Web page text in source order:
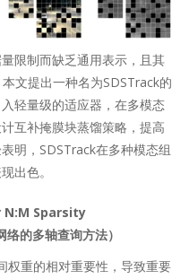
限制而缺乏通用表示，且其
文提出一种名为SDSTrack的
轻量级的适应器，在多模态
互补掩膜块蒸馏策略，提高
明，SDSTrack在多种模态组
出色。
Sparsity
的多轴查询方法）
权重的相对重要性，导致重要